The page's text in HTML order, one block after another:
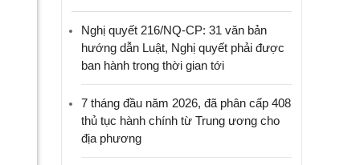
Nghị quyết 216/NQ-CP: 31 văn bản
hướng dẫn Luật, Nghị quyết phải được
ban hành trong thời gian tới
7 tháng đầu năm 2026, đã phân cấp 408
thủ tục hành chính từ Trung ương cho
địa phương